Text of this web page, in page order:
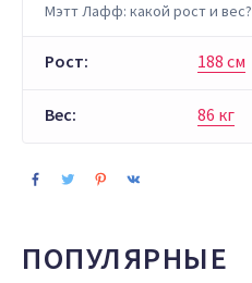
Мэтт Лафф: какой рост и вес?
Рост: 188 см
Вес: 86 кг
ПОПУЛЯРНЫЕ